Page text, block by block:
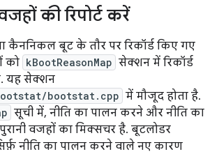
की रिपोर्ट करें
कैननिकल बूट के तौर पर रिकॉर्ड किए गए
को kBootReasonMap सेक्शन में रिकॉर्ड
यह सेक्शन
bootstat.cpp में मौजूद होता है.
सूची में, नीति का पालन करने और नीति का
वजहों का मिक्सचर है. बूटलोडर
नीति का पालन करने वाले नए कारण